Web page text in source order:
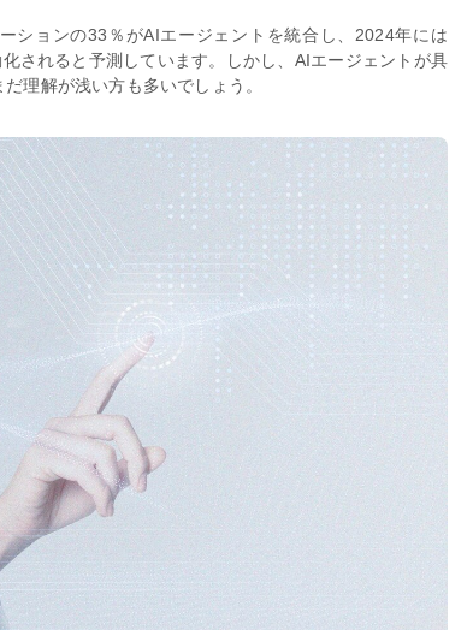
ションの33％がAIエージェントを統合し、2024年には
されると予測しています。しかし、AIエージェントが具
理解が浅い方も多いでしょう。